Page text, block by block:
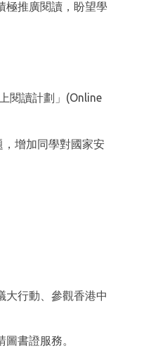
極推廣閱讀，盼望學
閱讀計劃」(Online
增加同學對國家安
大行動、參觀香港中
書證服務。